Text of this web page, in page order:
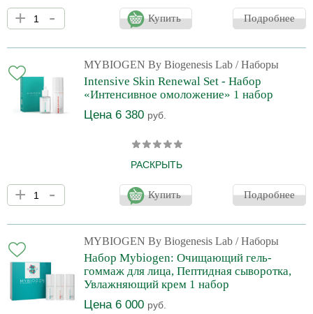
Набор «Delicate skin night renewal set» — полноценный ночной
ритуал омоложения для тонкой и чувствительной кожи. Мягкий
двухфазный игольчатый пилинг и защитный крем BASE
собственный коллаген и восстанавливая гидролипидный
барьер. Комплекс устраняет следы усталости, выравнивает
микрорельеф, уменьшает сеть мелких морщин и улучшает тон
кожи. Идеальный дуэт для тех, кто хочет заме
+ - Купить Подробнее
MYBIOGEN By Biogenesis Lab / Наборы
Intensive Skin Renewal Set - Набор
«Интенсивное омоложение» 1 набор
Цена 6 380 руб.
РАСКРЫТЬ
Набор MYBIOGEN «Intensive Skin Renewal Set» — комплекс для
глубокого омоложения и восстановления зрелой кожи. Пилинг с
микроспикулами запускает интенсивную регенерацию,
последующего ухода. Крем с 8 формами коллагена укрепляет
дермальный каркас, разглаживает морщины и ускоряет
репарацию тканей. Средства работают в синергии, обеспечивая
стойкий лифтинг без раздражений. Профессионал
+ - Купить Подробнее
MYBIOGEN By Biogenesis Lab / Наборы
Набор Mybiogen: Очищающий гель-
гоммаж для лица, Пептидная сыворотка,
Увлажняющий крем 1 набор
Цена 6 000 руб.